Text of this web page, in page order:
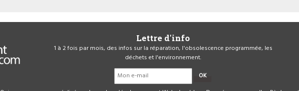
Lettre d'info
1 à 2 fois par mois, des infos sur la réparation, l'obsolescence programmée, les
déchets et l'environnement.
OK